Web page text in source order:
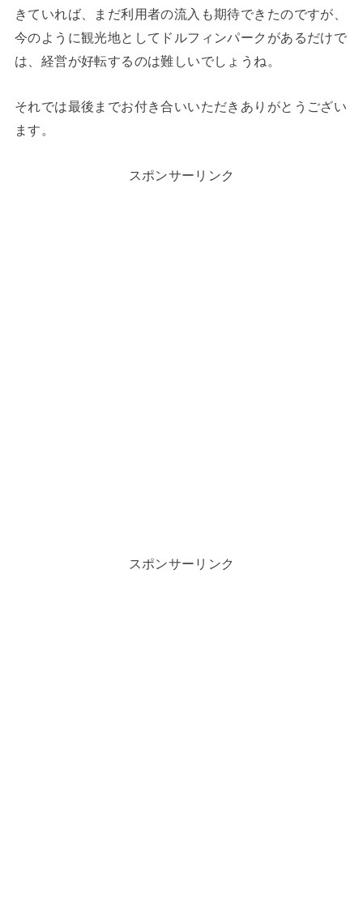
きていれば、まだ利用者の流入も期待できたのですが、
今のように観光地としてドルフィンパークがあるだけで
は、経営が好転するのは難しいでしょうね。
それでは最後までお付き合いいただきありがとうござい
ます。
スポンサーリンク
スポンサーリンク